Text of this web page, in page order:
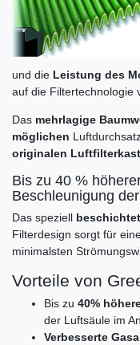
und die Leistung des
auf die Filtertechnologie
Das mehrlagige
möglichen
originalen
Bis zu 40 %
Beschleunigung
Das speziell
Filterdesign sorgt für
minimalsten
Vorteile von
Bis zu 40%
der Luftsäule im
Verbesserte